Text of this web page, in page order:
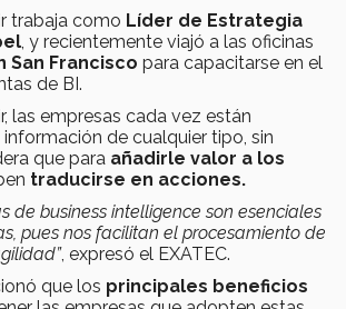
trabaja como Líder de Estrategia
, y recientemente viajó a las oficinas
San Francisco para capacitarse en el
de BI.
las empresas cada vez están
de cualquier tipo, sin
que para añadirle valor a los
traducirse en acciones.
de business intelligence son esenciales
pues nos facilitan el procesamiento de
, expresó el EXATEC.
que los principales beneficios